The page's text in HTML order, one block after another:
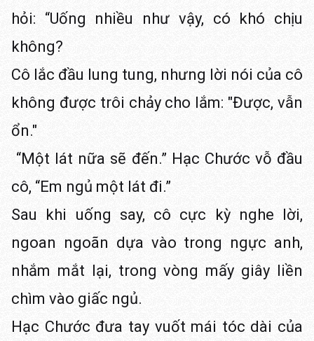
hỏi: “Uống nhiều như vậy, có khó chịu
không?
Cô lắc đầu lung tung, nhưng lời nói của cô
không được trôi chảy cho lắm: "Được, vẫn
ổn."
“Một lát nữa sẽ đến.” Hạc Chước vỗ đầu
cô, “Em ngủ một lát đi.”
Sau khi uống say, cô cực kỳ nghe lời,
ngoan ngoãn dựa vào trong ngực anh,
nhắm mắt lại, trong vòng mấy giây liền
chìm vào giấc ngủ.
Hạc Chước đưa tay vuốt mái tóc dài của